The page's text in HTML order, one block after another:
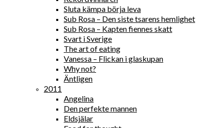
Sluta kämpa börja leva
Sub Rosa – Den siste tsarens hemlighet
Sub Rosa – Kapten fiennes skatt
Svart i Sverige
The art of eating
Vanessa – Flickan i glaskupan
Why not?
Äntligen
2011
Angelina
Den perfekte mannen
Eldsjälar